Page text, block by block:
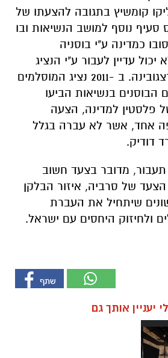
קומשיץ בתגובה להצעתו של
סעיף נוסף למושב הנשיאות ובו
כמדינה ע"י בוסניה
עדיין לעבור ע"י הנציג
הסרבי בבוסניה הרצגובינה. ב -2011 נציג המוסלמים
הבוסנים בנשיאות הביעו
פלסטין למדינה, הצעה
אחד, אשר לא עברה בגלל
דודיק.
מדובר בצעד חשוב
של סרביה, איזור הבלקן
שיתחיל את העברת
ולחיזוק היחסים עם ישראל.
יעניין אותך גם